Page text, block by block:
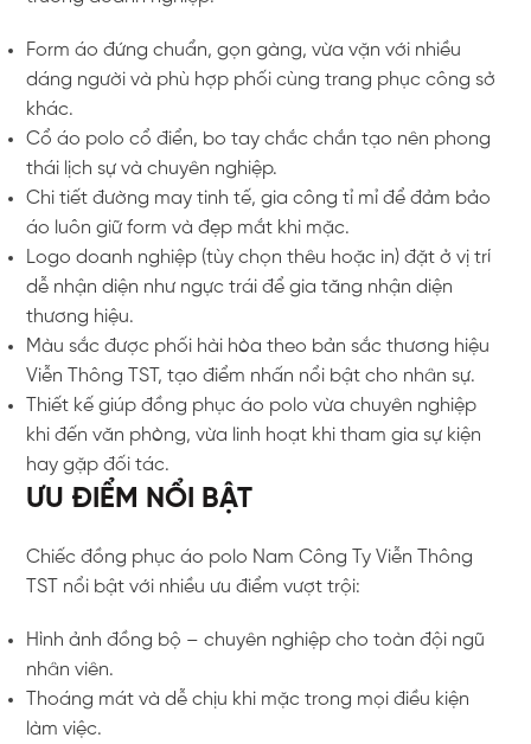
Form áo đứng chuẩn, gọn gàng, vừa vặn với nhiều
dáng người và phù hợp phối cùng trang phục công sở
khác.
Cổ áo polo cổ điển, bo tay chắc chắn tạo nên phong
thái lịch sự và chuyên nghiệp.
Chi tiết đường may tinh tế, gia công tỉ mỉ để đảm bảo
áo luôn giữ form và đẹp mắt khi mặc.
Logo doanh nghiệp (tùy chọn thêu hoặc in) đặt ở vị trí
dễ nhận diện như ngực trái để gia tăng nhận diện
thương hiệu.
Màu sắc được phối hài hòa theo bản sắc thương hiệu
Viễn Thông TST, tạo điểm nhấn nổi bật cho nhân sự.
Thiết kế giúp đồng phục áo polo vừa chuyên nghiệp
khi đến văn phòng, vừa linh hoạt khi tham gia sự kiện
hay gặp đối tác.
ƯU ĐIỂM NỔI BẬT
Chiếc đồng phục áo polo Nam Công Ty Viễn Thông
TST nổi bật với nhiều ưu điểm vượt trội:
Hình ảnh đồng bộ – chuyên nghiệp cho toàn đội ngũ
nhân viên.
Thoáng mát và dễ chịu khi mặc trong mọi điều kiện
làm việc.